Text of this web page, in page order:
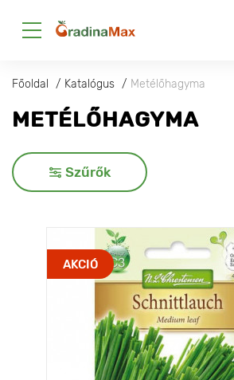
Főoldal Katalógus Metélőhagyma
METÉLŐHAGYMA
Szűrők
AKCIÓ